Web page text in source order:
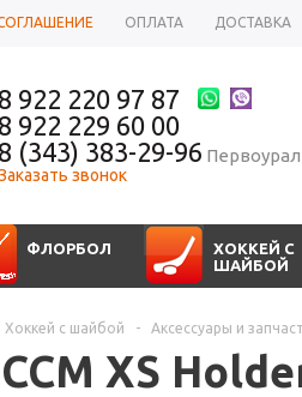
ОПЛАТА ДОСТАВКА
8 922 220 97 87
8 922 229 60 00
8 (343) 383-29-96
звонок
ФЛОРБОЛ
ХОККЕЙ С
ШАЙБОЙ
Хоккей с шайбой - Аксессуары и
XS